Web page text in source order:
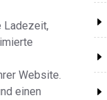
Ladezeit,
Website.
einen